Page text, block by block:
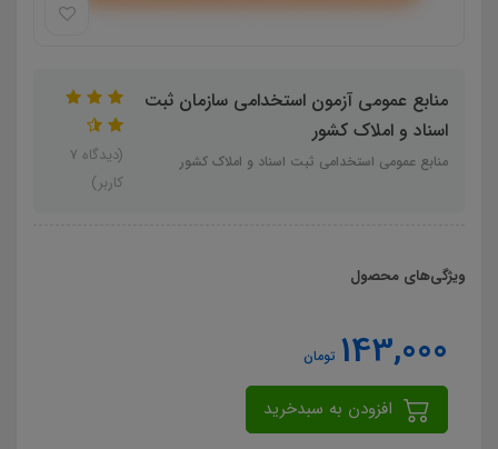
منابع عمومی آزمون استخدامی سازمان ثبت
اسناد و املاک کشور
منابع عمومی استخدامی ثبت اسناد و املاک کشور
(دیدگاه 7
کاربر)
ویژگی‌های محصول
143,000 تومان